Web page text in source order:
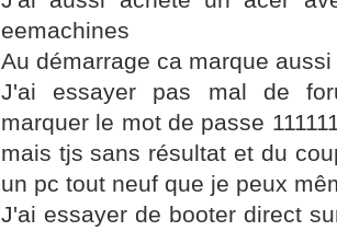
eemachines
Au démarrage ca marque
J'ai essayer pas mal de
marquer le mot de passe
mais tjs sans résultat et du
un pc tout neuf que je peux
J'ai essayer de booter direct